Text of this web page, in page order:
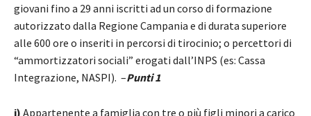
giovani fino a 29 anni iscritti ad un corso di formazione
autorizzato dalla Regione Campania e di durata superiore
alle 600 ore o inseriti in percorsi di tirocinio; o percettori di
“ammortizzatori sociali” erogati dall’INPS (es: Cassa
Integrazione, NASPI). –Punti 1
i) Appartenente a famiglia con tre o più figli minori a carico